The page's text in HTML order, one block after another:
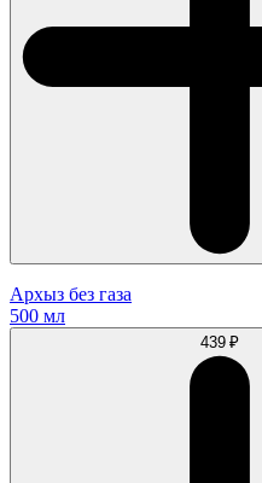
Архыз без газа
500 мл
439 ₽